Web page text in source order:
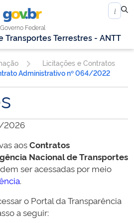
Governo Federal
Transportes Terrestres - ANTT
Licitações e Contratos
Administrativo nº 064/2022
2026
aosContratos
Nacional de Transportes
ser acessadas por meio
.
o Portal da Transparência
a seguir: